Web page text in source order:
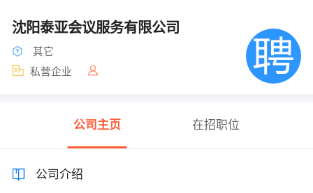
沈阳泰亚会议服务有限公司
其它
私营企业
公司主页 在招职位
公司介绍